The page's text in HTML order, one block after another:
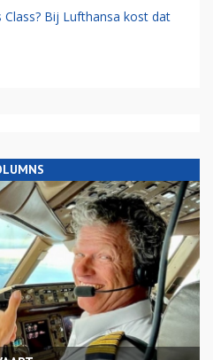
Bij Lufthansa kost dat